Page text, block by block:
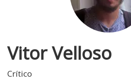
Vitor Velloso
Crítico